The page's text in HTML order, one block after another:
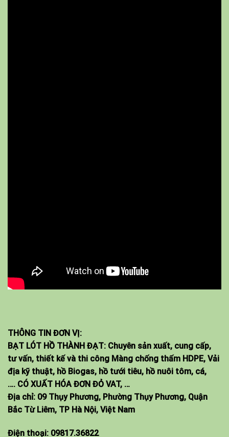
THÔNG TIN ĐƠN VỊ:
BẠT LÓT HỒ THÀNH ĐẠT: Chuyên sản xuất, cung cấp,
tư vấn, thiết kế và thi công Màng chống thấm HDPE, Vải
địa kỹ thuật, hồ Biogas, hồ tưới tiêu, hồ nuôi tôm, cá,
…. CÓ XUẤT HÓA ĐƠN ĐỎ VAT, …
Địa chỉ: 09 Thụy Phương, Phường Thụy Phương, Quận
Bắc Từ Liêm, TP Hà Nội, Việt Nam
Điện thoại: 09817.36822